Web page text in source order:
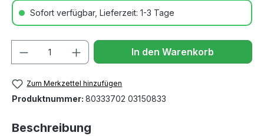
Sofort verfügbar, Lieferzeit: 1-3 Tage
In den Warenkorb
Zum Merkzettel hinzufügen
Produktnummer: 80333702 03150833
Beschreibung